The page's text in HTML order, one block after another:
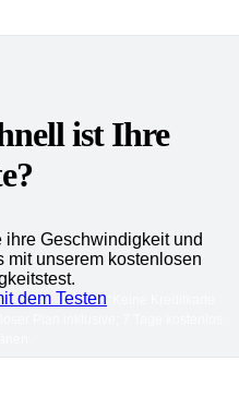
ist Ihre
ihre Geschwindigkeit und
mit unserem kostenlosen
dem Testen